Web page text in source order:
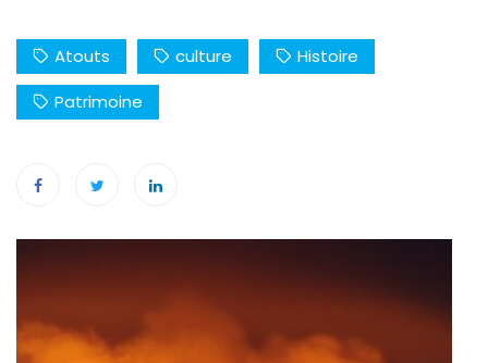
Atouts culture
Histoire
Patrimoine
Navigation
de
l’article